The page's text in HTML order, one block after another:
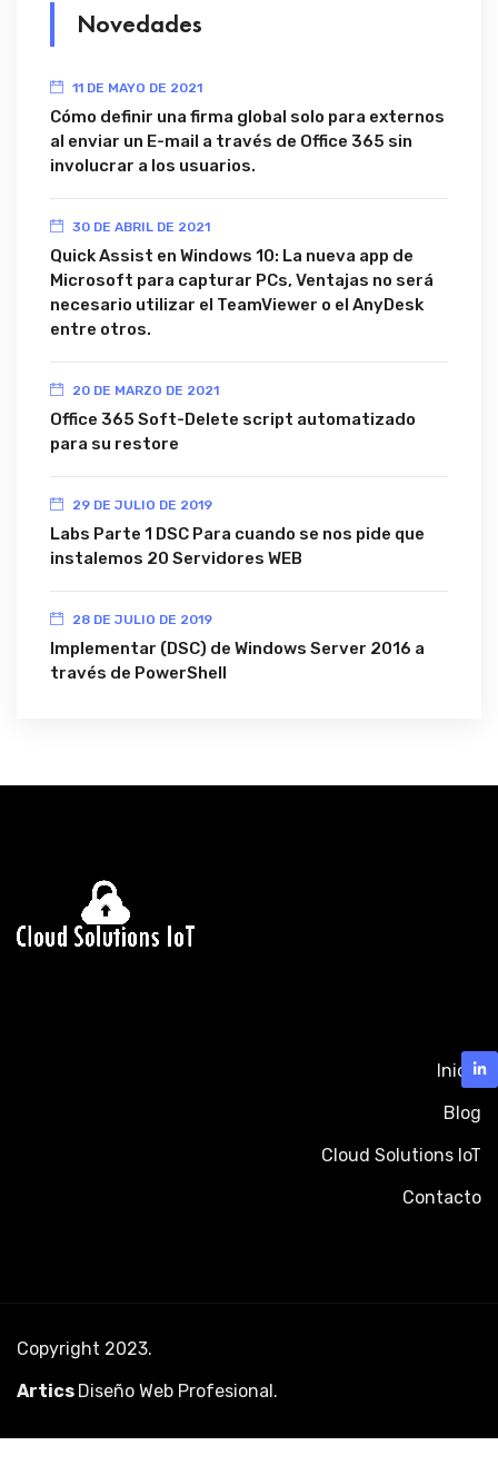
Novedades
11 DE MAYO DE 2021
Cómo definir una firma global solo para externos
al enviar un E-mail a través de Office 365 sin
involucrar a los usuarios.
30 DE ABRIL DE 2021
Quick Assist en Windows 10: La nueva app de
Microsoft para capturar PCs, Ventajas no será
necesario utilizar el TeamViewer o el AnyDesk
entre otros.
20 DE MARZO DE 2021
Office 365 Soft-Delete script automatizado
para su restore
29 DE JULIO DE 2019
Labs Parte 1 DSC Para cuando se nos pide que
instalemos 20 Servidores WEB
28 DE JULIO DE 2019
Implementar (DSC) de Windows Server 2016 a
través de PowerShell
Inicio
Blog
Cloud Solutions IoT
Contacto
Copyright 2023.
Artics Diseño Web Profesional.